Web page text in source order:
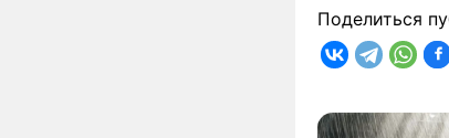
Поделиться